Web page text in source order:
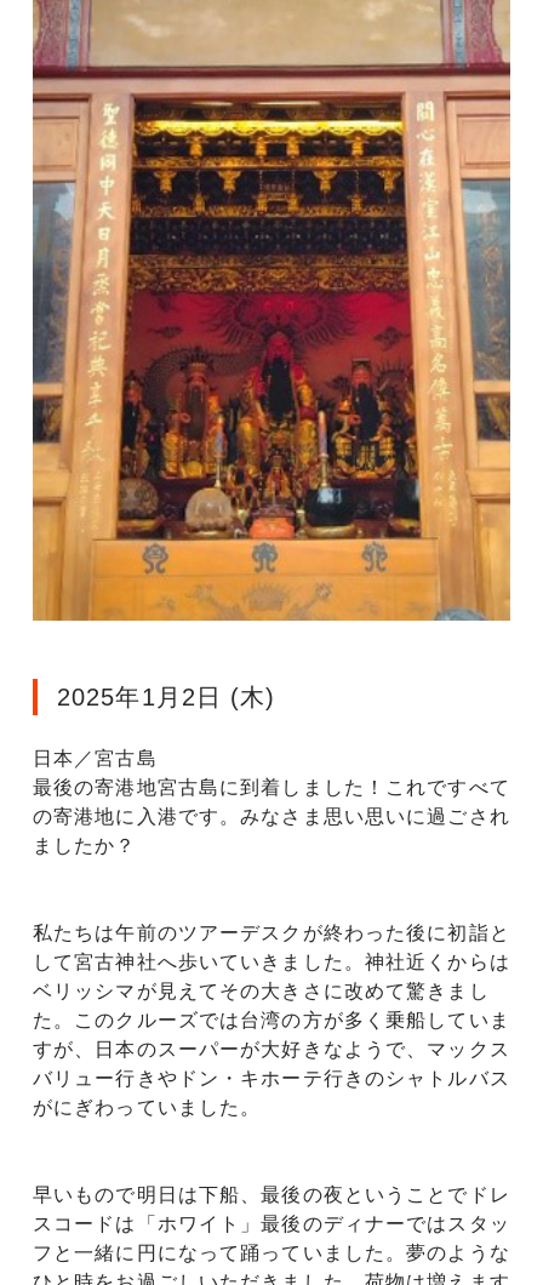
2025年1月2日 (木)
日本／宮古島
最後の寄港地宮古島に到着しました！これですべて
の寄港地に入港です。みなさま思い思いに過ごされ
ましたか？
私たちは午前のツアーデスクが終わった後に初詣と
して宮古神社へ歩いていきました。神社近くからは
ベリッシマが見えてその大きさに改めて驚きまし
た。このクルーズでは台湾の方が多く乗船していま
すが、日本のスーパーが大好きなようで、マックス
バリュー行きやドン・キホーテ行きのシャトルバス
がにぎわっていました。
早いもので明日は下船、最後の夜ということでドレ
スコードは「ホワイト」最後のディナーではスタッ
フと一緒に円になって踊っていました。夢のような